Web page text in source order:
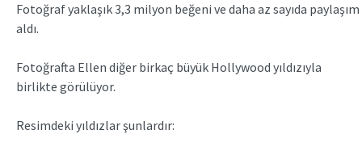
Fotoğraf yaklaşık 3,3 milyon beğeni ve daha az sayıda paylaşım
aldı.
Fotoğrafta Ellen diğer birkaç büyük Hollywood yıldızıyla
birlikte görülüyor.
Resimdeki yıldızlar şunlardır: